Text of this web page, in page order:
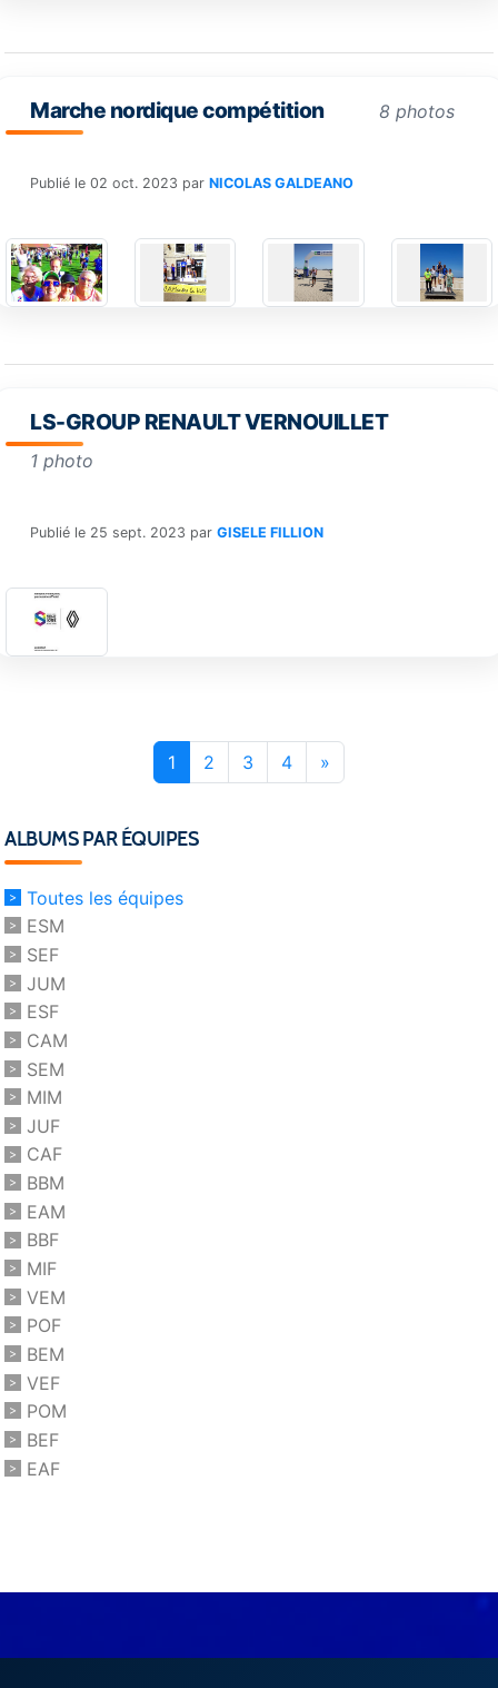
Marche nordique compétition 8 photos
Publié le 02 oct. 2023 par NICOLAS GALDEANO
LS-GROUP RENAULT VERNOUILLET
1 photo
Publié le 25 sept. 2023 par GISELE FILLION
1 2 3 4 »
ALBUMS PAR ÉQUIPES
Toutes les équipes
ESM
SEF
JUM
ESF
CAM
SEM
MIM
JUF
CAF
BBM
EAM
BBF
MIF
VEM
POF
BEM
VEF
POM
BEF
EAF